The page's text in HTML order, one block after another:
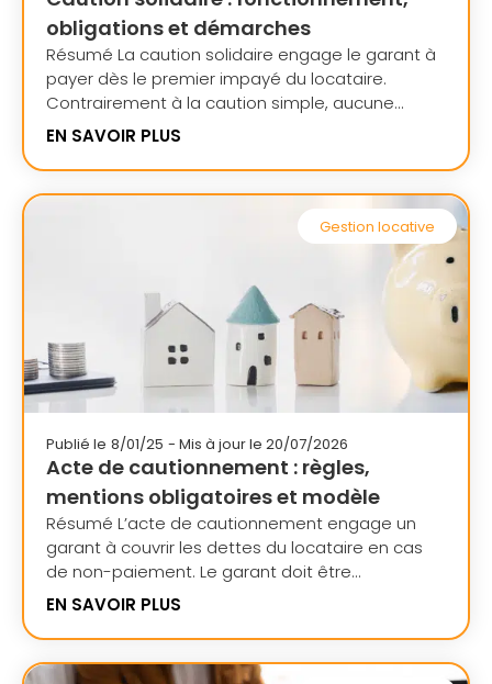
obligations et démarches
Résumé La caution solidaire engage le garant à
payer dès le premier impayé du locataire.
Contrairement à la caution simple, aucune...
EN SAVOIR PLUS
Gestion locative
Publié le 8/01/25 - Mis à jour le 20/07/2026
Acte de cautionnement : règles,
mentions obligatoires et modèle
Résumé L’acte de cautionnement engage un
garant à couvrir les dettes du locataire en cas
de non-paiement. Le garant doit être...
EN SAVOIR PLUS